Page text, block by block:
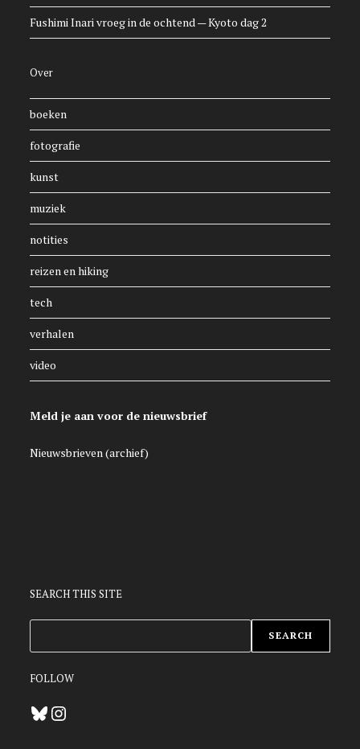
Fushimi Inari vroeg in de ochtend — Kyoto dag 2
Over
boeken
fotografie
kunst
muziek
notities
reizen en hiking
tech
verhalen
video
Meld je aan voor de nieuwsbrief
Nieuwsbrieven (archief)
SEARCH THIS SITE
SEARCH
FOLLOW
BlueskyInstagram